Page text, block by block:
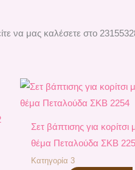
να μας καλέσετε στο
Σετ βάπτισης για κορίτσι
θέμα Πεταλούδα ΣΚΒ
Κατηγορία 3